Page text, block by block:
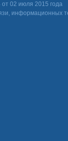
02 июля 2015 года
информационных